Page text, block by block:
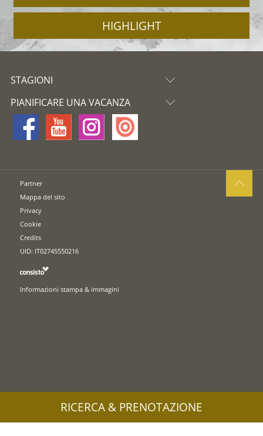
HIGHLIGHT
STAGIONI
PIANIFICARE UNA VACANZA
Partner
Mappa del sito
Privacy
Cookie
Credits
UID: IT02745550216
Informazioni stampa & immagini
RICERCA & PRENOTAZIONE